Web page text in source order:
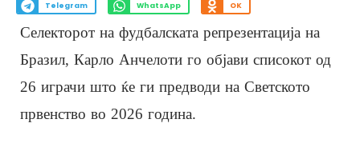
Telegram WhatsApp OK
Селекторот на фудбалската репрезентација на
Бразил, Карло Анчелоти го објави списокот од
26 играчи што ќе ги предводи на Светското
првенство во 2026 година.